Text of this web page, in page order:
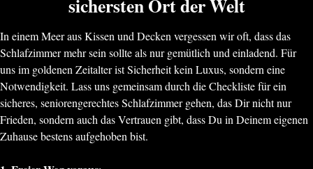
sichersten Ort der Welt
In einem Meer aus Kissen und Decken vergessen wir oft, dass das
Schlafzimmer mehr sein sollte als nur gemütlich und einladend. Für
uns im goldenen Zeitalter ist Sicherheit kein Luxus, sondern eine
Notwendigkeit. Lass uns gemeinsam durch die Checkliste für ein
sicheres, seniorengerechtes Schlafzimmer gehen, das Dir nicht nur
Frieden, sondern auch das Vertrauen gibt, dass Du in Deinem eigenen
Zuhause bestens aufgehoben bist.